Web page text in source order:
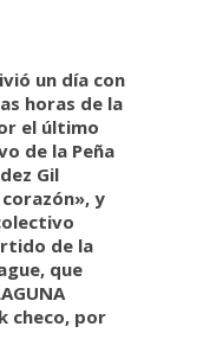
un día con
horas de la
el último
de la Peña
Gil
y
de la
que
checo, por